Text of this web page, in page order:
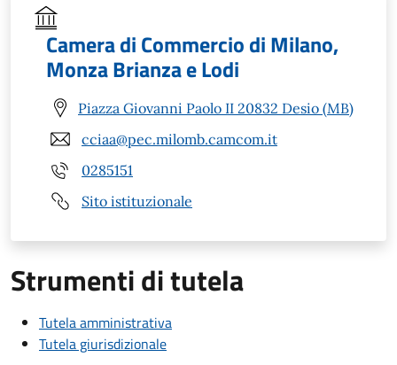
Camera di Commercio di Milano,
Monza Brianza e Lodi
Piazza Giovanni Paolo II 20832 Desio (MB)
cciaa@pec.milomb.camcom.it
0285151
Sito istituzionale
Strumenti di tutela
Tutela amministrativa
Tutela giurisdizionale